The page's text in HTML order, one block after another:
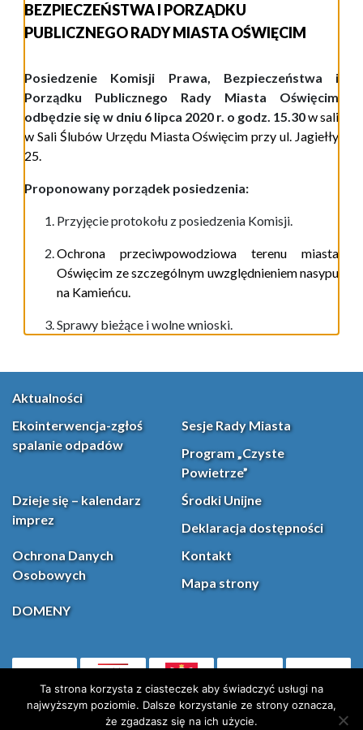
BEZPIECZEŃSTWA I PORZĄDKU
PUBLICZNEGO RADY MIASTA OŚWIĘCIM
Posiedzenie Komisji Prawa, Bezpieczeństwa i
Porządku Publicznego Rady Miasta Oświęcim
odbędzie się w dniu 6 lipca 2020 r. o godz. 15.30wsali
w Sali Ślubów Urzędu Miasta Oświęcim przy ul. Jagiełły
25.
Proponowany porządek posiedzenia:
Przyjęcie protokołu z posiedzenia Komisji.
Ochrona przeciwpowodziowa terenu miasta
Oświęcim ze szczególnym uwzględnieniem nasypu
na Kamieńcu.
Sprawy bieżące i wolne wnioski.
Aktualności
Ekointerwencja-zgłoś
spalanie odpadów
Sesje Rady Miasta
Program „Czyste
Powietrze”
Dzieje się – kalendarz
imprez
Środki Unijne
Deklaracja dostępności
Ochrona Danych
Osobowych
Kontakt
Mapa strony
DOMENY
(otwiera się w nowej karcie)Facebook
Ta strona korzysta z ciasteczek aby świadczyć usługi na
najwyższym poziomie. Dalsze korzystanie ze strony oznacza,
że zgadzasz się na ich użycie.